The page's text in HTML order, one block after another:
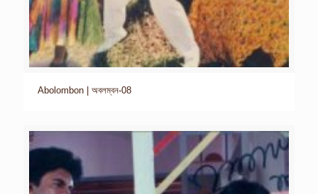
Abolombon | অবলম্বন-08